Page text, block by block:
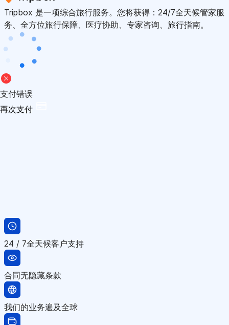
Tripbox 是一项综合旅行服务。您将获得：24/7全天候管家服
务、全方位旅行保障、医疗协助、专家咨询、旅行指南。
支付错误
再次支付
24 / 7全天候客户支持
合同无隐藏条款
我们的业务遍及全球